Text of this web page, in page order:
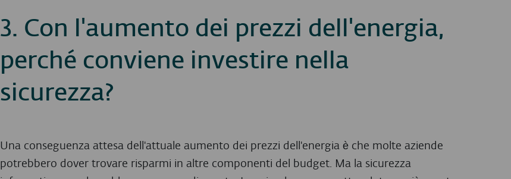
3. Con l'aumento dei prezzi dell'energia,
perché conviene investire nella
sicurezza?
Una conseguenza attesa dell'attuale aumento dei prezzi dell'energia è che molte aziende
potrebbero dover trovare risparmi in altre componenti del budget. Ma la sicurezza